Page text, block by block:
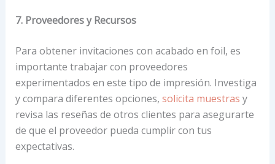
7. Proveedores y Recursos
Para obtener invitaciones con acabado en foil, es
importante trabajar con proveedores
experimentados en este tipo de impresión. Investiga
y compara diferentes opciones, solicita muestras y
revisa las reseñas de otros clientes para asegurarte
de que el proveedor pueda cumplir con tus
expectativas.